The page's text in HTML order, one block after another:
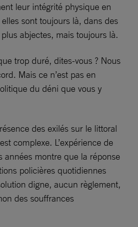
leur intégrité physique en
sont toujours là, dans des
abjectes, mais toujours là.
trop duré, dites-vous ? Nous
Mais ce n’est pas en
du déni que vous y
des exilés sur le littoral
complexe. L’expérience de
années montre que la réponse
policières quotidiennes
digne, aucun règlement,
des souffrances